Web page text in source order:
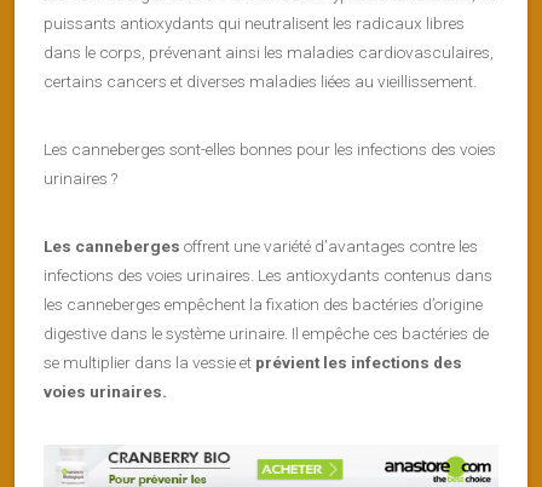
puissants antioxydants qui neutralisent les radicaux libres
dans le corps, prévenant ainsi les maladies cardiovasculaires,
certains cancers et diverses maladies liées au vieillissement.
Les canneberges sont-elles bonnes pour les infections des voies
urinaires ?
Les canneberges offrent une variété d’avantages contre les
infections des voies urinaires. Les antioxydants contenus dans
les canneberges empêchent la fixation des bactéries d’origine
digestive dans le système urinaire. Il empêche ces bactéries de
se multiplier dans la vessie et prévient les infections des
voies urinaires.